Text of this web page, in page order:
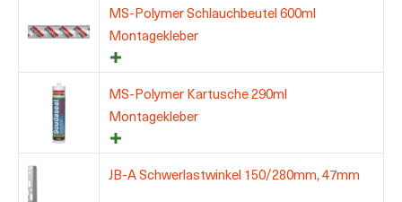
MS-Polymer Schlauchbeutel 600ml
Montagekleber
MS-Polymer Kartusche 290ml
Montagekleber
JB-A Schwerlastwinkel 150/280mm, 47mm